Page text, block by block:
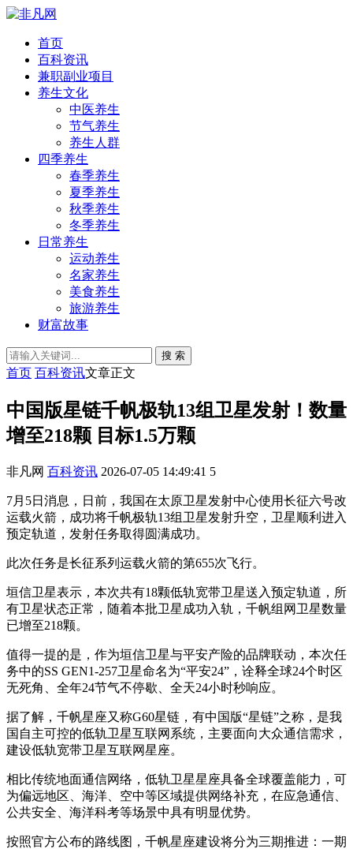
首页
百科资讯
兼职副业项目
养生文化
中医养生
节气养生
养生人群
四季养生
春季养生
夏季养生
秋季养生
冬季养生
日常养生
运动养生
名家养生
美食养生
旅游养生
财富故事
搜 索
首页 百科资讯文章正文
中国版星链千帆极轨13组卫星发射！数量
增至218颗 目标1.5万颗
非凡网 百科资讯 2026-07-05 14:49:41 5
7月5日消息，日前，我国在太原卫星发射中心使用长征六号改
运载火箭，成功将千帆极轨13组卫星发射升空，卫星顺利进入
预定轨道，发射任务取得圆满成功。
此次任务是长征系列运载火箭的第655次飞行。
垣信卫星表示，本次共有18颗低轨宽带卫星送入预定轨道，所
有卫星状态正常，随着本批卫星成功入轨，千帆组网卫星数量
已增至218颗。
值得一提的是，作为垣信卫星与平安产险的品牌联动，本次任
务中的SS GEN1-257卫星命名为“平安24”，诠释全球24个时区
无死角、全年24节气不停歇、全天24小时秒响应。
据了解，千帆星座又称G60星链，有中国版“星链”之称，是我
国自主可控的低轨卫星互联网系统，主要面向大众通信需求，
建设低轨宽带卫星互联网星座。
相比传统地面通信网络，低轨卫星星座具备全球覆盖能力，可
为偏远地区、海洋、空中等区域提供网络补充，在应急通信、
公共安全、海洋科考等场景中具有明显优势。
按照官方公布的路线图，千帆星座建设将分为三期推进：一期